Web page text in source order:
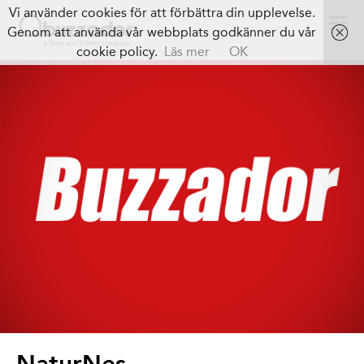
Vi använder cookies för att förbättra din upplevelse.
Genom att använda vår webbplats godkänner du vår
cookie policy. Läs mer OK